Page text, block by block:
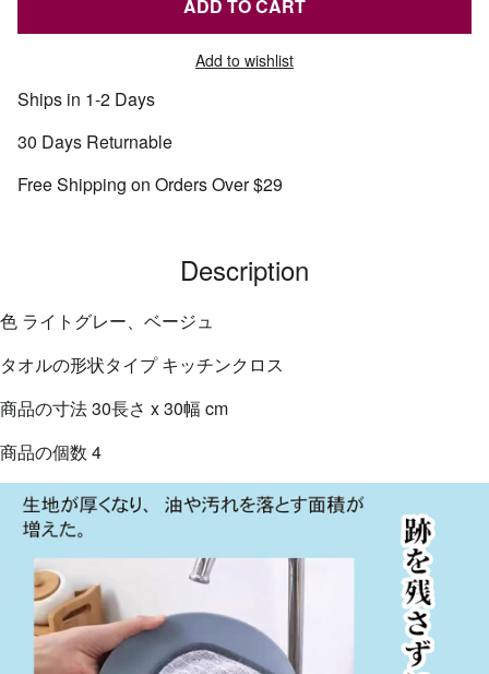
ADD TO CART
Add to wishlist
Ships in 1-2 Days
30 Days Returnable
Free Shipping on Orders Over $29
Description
色 ライトグレー、ベージュ
タオルの形状タイプ キッチンクロス
商品の寸法 30長さ x 30幅 cm
商品の個数 4